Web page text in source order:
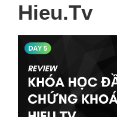
Hieu.Tv